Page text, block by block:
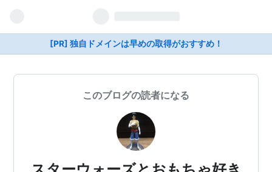
[PR] 独自ドメインは早めの取得がおすすめ！
このブログの読者になる